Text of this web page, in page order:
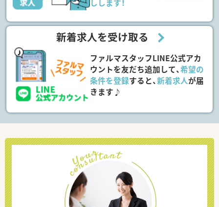
しします！
新着求人を受け取る
ファルマスタッフLINE公式アカ
ウントを友だち追加して、希望の
条件を登録すると、新着求人が届
きます♪